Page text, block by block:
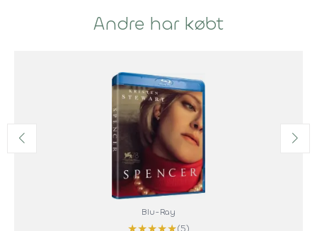
Andre har købt
Blu-Ray